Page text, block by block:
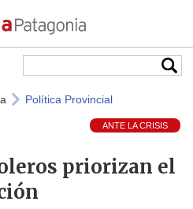
Política Provincial
ANTE LA CRISIS
priorizan el